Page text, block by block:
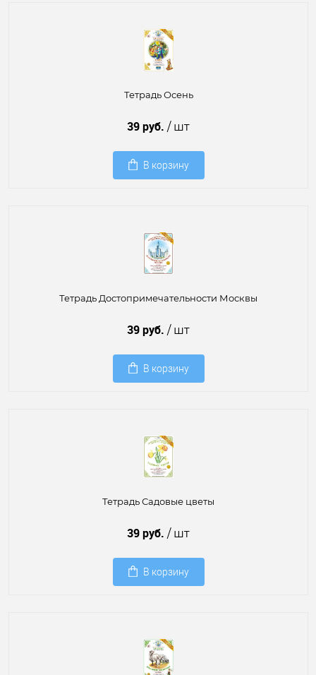
Тетрадь Осень
39 руб. / шт
В корзину
Тетрадь Достопримечательности Москвы
39 руб. / шт
В корзину
Тетрадь Садовые цветы
39 руб. / шт
В корзину